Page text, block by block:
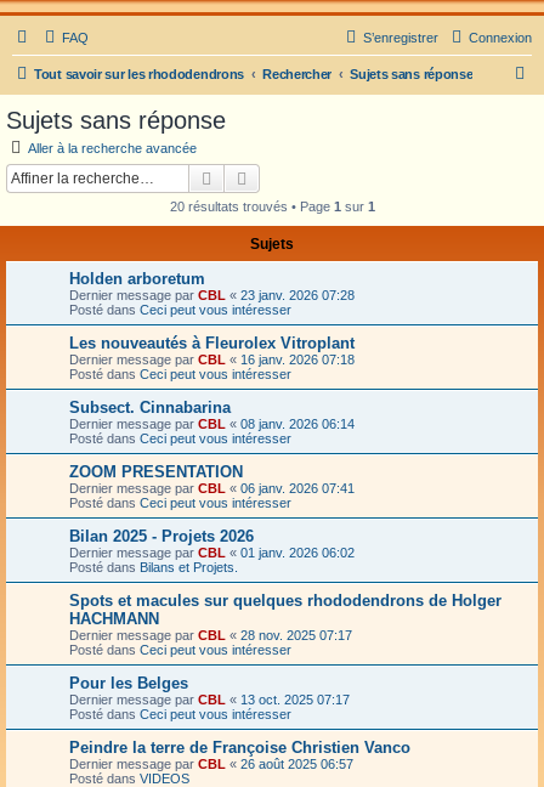
FAQ Connexion
S’enregistrer
Tout savoir sur les rhododendrons Rechercher Sujets sans réponse
Sujets sans réponse
Aller à la recherche avancée
Rechercher
20 résultats trouvés • Page 1 sur 1
Sujets
Holden arboretum
Dernier message par CBL « 23 janv. 2026 07:28
Posté dans Ceci peut vous intéresser
Les nouveautés à Fleurolex Vitroplant
Dernier message par CBL « 16 janv. 2026 07:18
Posté dans Ceci peut vous intéresser
Subsect. Cinnabarina
Dernier message par CBL « 08 janv. 2026 06:14
Posté dans Ceci peut vous intéresser
ZOOM PRESENTATION
Dernier message par CBL « 06 janv. 2026 07:41
Posté dans Ceci peut vous intéresser
Bilan 2025 - Projets 2026
Dernier message par CBL « 01 janv. 2026 06:02
Posté dans Bilans et Projets.
Spots et macules sur quelques rhododendrons de Holger
HACHMANN
Dernier message par CBL « 28 nov. 2025 07:17
Posté dans Ceci peut vous intéresser
Pour les Belges
Dernier message par CBL « 13 oct. 2025 07:17
Posté dans Ceci peut vous intéresser
Peindre la terre de Françoise Christien Vanco
Dernier message par CBL « 26 août 2025 06:57
Posté dans VIDEOS